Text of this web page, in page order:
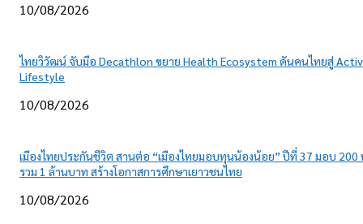
10/08/2026
ไทยวิวัฒน์ จับมือ Decathlon ขยาย Health Ecosystem ดันคนไทยสู่
Lifestyle
10/08/2026
เมืองไทยประกันชีวิต สานต่อ “เมืองไทยมอบทุนน้องน้อย” ปีที่ 37 มอบ 200
รวม 1 ล้านบาท สร้างโอกาสการศึกษาเยาวชนไทย
10/08/2026